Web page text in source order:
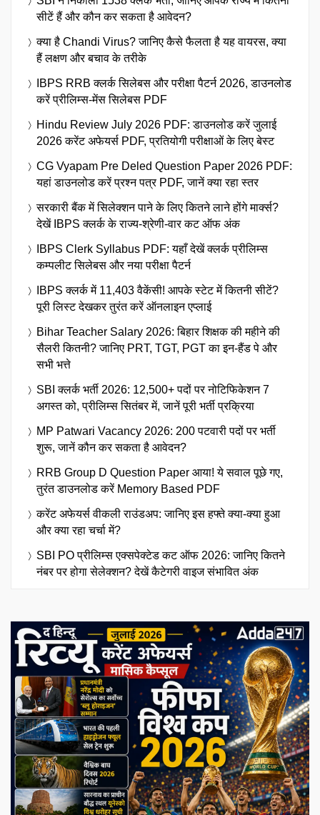
सीटें हैं और कौन कर सकता है आवेदन?
क्या है Chandi Virus? जानिए कैसे फैलता है यह वायरस, क्या
हैं लक्षण और बचाव के तरीके
IBPS RRB क्लर्क सिलेबस और परीक्षा पैटर्न 2026, डाउनलोड
करें प्रीलिम्स-मेंस सिलेबस PDF
Hindu Review July 2026 PDF: डाउनलोड करें जुलाई
2026 करेंट अफेयर्स PDF, प्रतियोगी परीक्षाओं के लिए बेस्ट
CG Vyapam Pre Deled Question Paper 2026 PDF:
यहां डाउनलोड करें प्रश्न पत्र PDF, जानें क्या रहा स्तर
सरकारी बैंक में सिलेक्शन पाने के लिए कितने लाने होंगे मार्क्स?
देखें IBPS क्लर्क के राज्य-श्रेणी-वार कट ऑफ अंक
IBPS Clerk Syllabus PDF: यहाँ देखें क्लर्क प्रीलिम्स
कम्पलीट सिलेबस और नया परीक्षा पैटर्न
IBPS क्लर्क में 11,403 वैकेंसी! आपके स्टेट में कितनी सीटें?
पूरी लिस्ट देखकर तुरंत करें ऑनलाइन एप्लाई
Bihar Teacher Salary 2026: बिहार शिक्षक की महीने की
सैलरी कितनी? जानिए PRT, TGT, PGT का इन-हैंड पे और
सभी भत्ते
SBI क्लर्क भर्ती 2026: 12,500+ पदों पर नोटिफिकेशन 7
अगस्त को, प्रीलिम्स सितंबर में, जानें पूरी भर्ती प्रक्रिया
MP Patwari Vacancy 2026: 200 पटवारी पदों पर भर्ती
शुरू, जानें कौन कर सकता है आवेदन?
RRB Group D Question Paper आया! ये सवाल पूछे गए,
तुरंत डाउनलोड करें Memory Based PDF
करेंट अफेयर्स वीकली राउंडअप: जानिए इस हफ्ते क्या-क्या हुआ
और क्या रहा चर्चा में?
SBI PO प्रीलिम्स एक्सपेक्टेड कट ऑफ 2026: जानिए कितने
नंबर पर होगा सेलेक्शन? देखें कैटेगरी वाइज संभावित अंक